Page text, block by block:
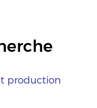
production